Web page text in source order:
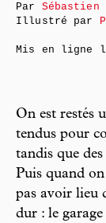
On est restés
tendus pour
tandis que
Puis quand
pas avoir lieu
dur : le
Par Sébastien
Illustré par
Mis en ligne